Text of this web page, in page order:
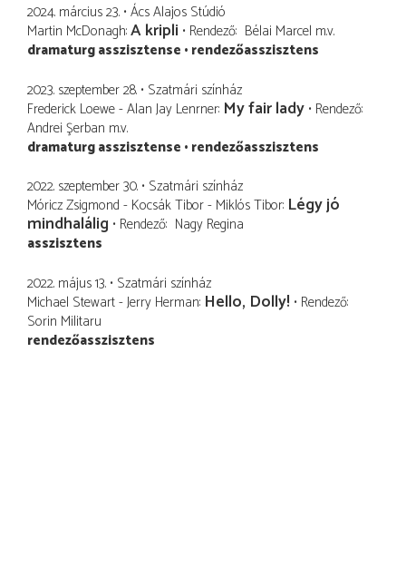
2024. március 23. Ács Alajos Stúdió
Martin McDonagh A kripli Rendező Bélai Marcel m.v.
dramaturg asszisztense rendezőasszisztens
2023. szeptember 28. Szatmári színház
Frederick Loewe - Alan Jay Lenrner My fair lady Rendező
Andrei Şerban m.v.
dramaturg asszisztense rendezőasszisztens
2022. szeptember 30. Szatmári színház
Móricz Zsigmond - Kocsák Tibor - Miklós Tibor Légy jó
mindhalálig Rendező Nagy Regina
asszisztens
2022. május 13. Szatmári színház
Michael Stewart - Jerry Herman Hello, Dolly! Rendező
Sorin Militaru
rendezőasszisztens